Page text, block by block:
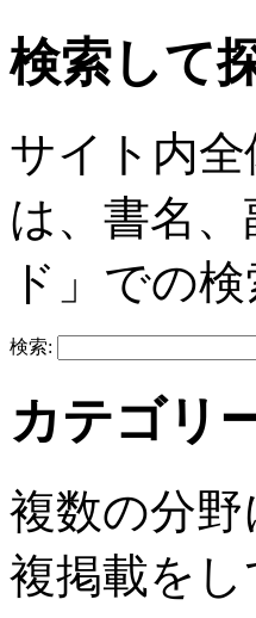
検索して
サイト内
は、書名
ド」での
検索:
カテゴリ
複数の分
複掲載をし